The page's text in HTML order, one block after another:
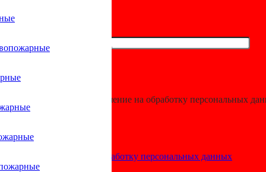
Я даю разрешение на обработку персональных
Согласие на обработку персональных данных
13,6